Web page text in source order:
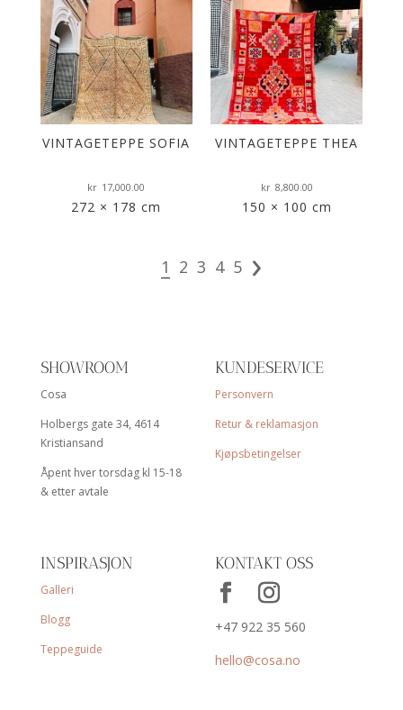
VINTAGETEPPE SOFIA
kr 17,000.00
272 × 178 cm
VINTAGETEPPE THEA
kr 8,800.00
150 × 100 cm
›
1 2 3 4 5
SHOWROOM
Cosa
Holbergs gate 34, 4614
Kristiansand
Åpent hver torsdag kl 15-18
& etter avtale
KUNDESERVICE
Personvern
Retur & reklamasjon
Kjøpsbetingelser
INSPIRASJON
Galleri
Blogg
Teppeguide
KONTAKT OSS
+47 922 35 560
hello@cosa.no